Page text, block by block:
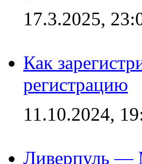
17.3.2025,
Как
регистрацию
11.10.2024,
Ливерпуль —